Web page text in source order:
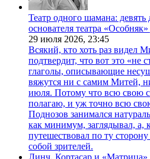
Театр одного шамана: девять
основателя театра
29 июля 2026, 23:45
Всякий, кто хоть раз видел
подтвердит, что вот это «не
глаголы, описывающие
вяжутся ни с самим Митей,
июля. Потому что всю свою
полагаю, и уж точно всю
Поднозов занимался
как минимум, заглядывал, а,
путешествовал по ту сторону
собой зрителей.
Линч, Кортасар и